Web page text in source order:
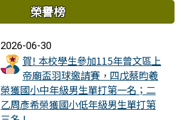
榮譽榜
2026-06-30
賀! 本校學生參加115年曾文區上
帝廟盃羽球邀請賽，四戊蔡昀羲
榮獲國小中年級男生單打第一名；二
乙周彥希榮獲國小低年級男生單打第